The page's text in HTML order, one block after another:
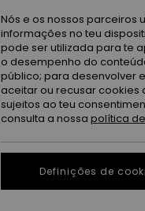
Nós e os nossos
informações no teu
pode ser utilizada para te
o desempenho do
público; para desenvolver
aceitar ou recusar cookies
sujeitos ao teu
consulta a nossa política
Definições de